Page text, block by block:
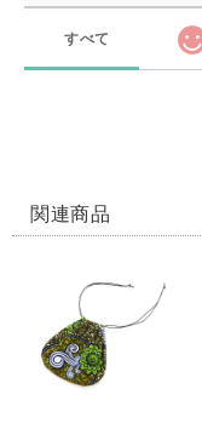
すべて
関連商品